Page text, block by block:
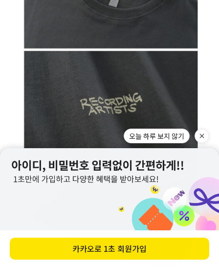
오늘 하루 보지 않기
카카오로 1초 회원가입